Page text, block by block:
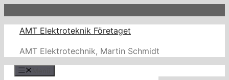
Inhalt
springen
AMT Elektroteknik Företaget
AMT Elektrotechnik, Martin Schmidt